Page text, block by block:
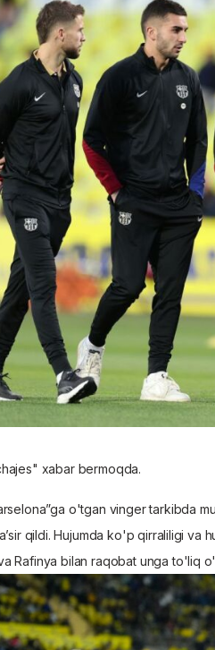
xabar bermoqda.
o'tgan vinger tarkibda
qildi. Hujumda ko'p qirraliligi va
Rafinya bilan raqobat unga to'liq